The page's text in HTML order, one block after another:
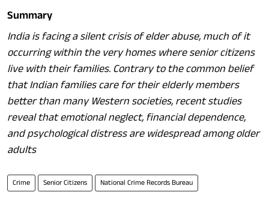
Summary
India is facing a silent crisis of elder abuse, much of it
occurring within the very homes where senior citizens
live with their families. Contrary to the common belief
that Indian families care for their elderly members
better than many Western societies, recent studies
reveal that emotional neglect, financial dependence,
and psychological distress are widespread among older
adults
Crime Senior Citizens National Crime Records Bureau